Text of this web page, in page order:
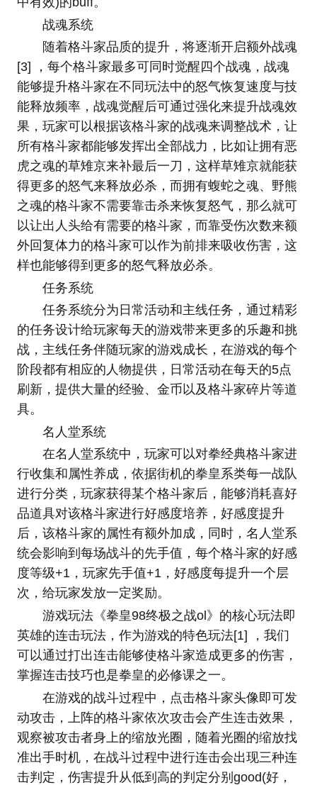
战魂系统
随着格斗家品质的提升，将逐渐开启额外战魂
[3] ，每个格斗家最多可同时觉醒四个战魂，战魂
能够提升格斗家在不同玩法中的怒气恢复速度与技
能释放频率，战魂觉醒后可通过强化来提升战魂效
果，玩家可以根据该格斗家的战魂来调整战术，让
所有格斗家都能够发挥出全部战力，比如让拥有恶
虎之魂的草雉京来补最后一刀，这样草雉京就能获
得更多的怒气来释放必杀，而拥有蝮蛇之魂、野熊
之魂的格斗家不需要靠击杀来恢复怒气，那么就可
以让出人头给有需要的格斗家，而靠受伤次数来额
外回复体力的格斗家可以作为前排来吸收伤害，这
样也能够得到更多的怒气释放必杀。
任务系统
任务系统分为日常活动和主线任务，通过精彩
的任务设计给玩家每天的游戏带来更多的乐趣和挑
战，主线任务伴随玩家的游戏成长，在游戏的每个
阶段都有相应的人物提供，日常活动在每天的5点
刷新，提供大量的经验、金币以及格斗家碎片等道
具。
名人堂系统
在名人堂系统中，玩家可以对拳经典格斗家进
行收集和属性养成，依据街机的拳皇系类每一战队
进行分类，玩家获得某个格斗家后，能够消耗喜好
品道具对该格斗家进行好感度培养，好感度提升
后，该格斗家的属性有额外加成，同时，名人堂系
统会影响到每场战斗的先手值，每个格斗家的好感
度等级+1，玩家先手值+1，好感度每提升一个层
次，给玩家发放一定奖励。
游戏玩法《拳皇98终极之战ol》的核心玩法即
英雄的连击玩法，作为游戏的特色玩法[1] ，我们
可以通过打出连击能够使格斗家造成更多的伤害，
掌握连击技巧也是拳皇的必修课之一。
在游戏的战斗过程中，点击格斗家头像即可发
动攻击，上阵的格斗家依次攻击会产生连击效果，
观察被攻击者身上的缩放光圈，随着光圈的缩放找
准出手时机，在战斗过程中进行连击会出现三种连
击判定，伤害提升从低到高的判定分别good(好，